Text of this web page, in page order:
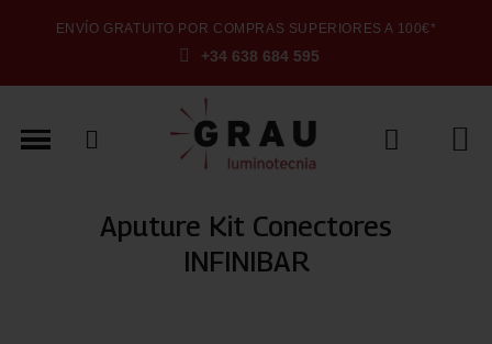
ENVÍO GRATUITO POR COMPRAS SUPERIORES A 100€*
+34 638 684 595
Aputure Kit Conectores
INFINIBAR